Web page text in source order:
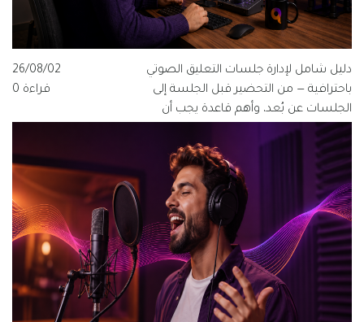
دليل شامل لإدارة جلسات التعليق الصوتي
باحترافية — من التحضير قبل الجلسة إلى
الجلسات عن بُعد، وأهم قاعدة يجب أن
يعرفها كل مخرج ومنتج وفنان صوت.
26/08/02
قراءة 0